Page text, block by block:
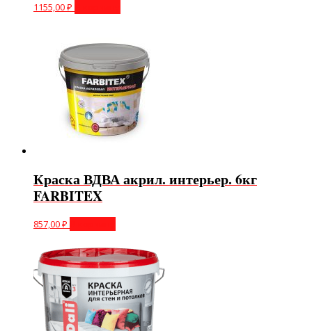
1155,00₽
Краска ВДВА акрил. интерьер. 6кг
FARBITEX
857,00₽